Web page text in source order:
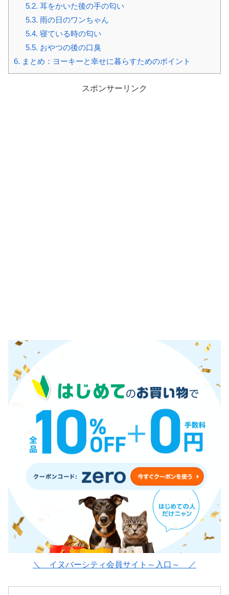
5.2. 耳をかいた後の手の匂い
5.3. 雨の日のワンちゃん
5.4. 寝ている時の匂い
5.5. おやつの後の口臭
6. まとめ：ヨーキーと幸せに暮らすためのポイント
スポンサーリンク
＼ イヌバーシティ会員サイト～入口～ ／